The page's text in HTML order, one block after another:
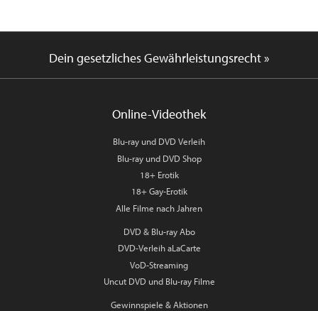
Dein gesetzliches Gewährleistungsrecht »
Online-Videothek
Blu-ray und DVD Verleih
Blu-ray und DVD Shop
18+ Erotik
18+ Gay-Erotik
Alle Filme nach Jahren
DVD & Blu-ray Abo
DVD-Verleih aLaCarte
VoD-Streaming
Uncut DVD und Blu-ray Filme
Gewinnspiele & Aktionen